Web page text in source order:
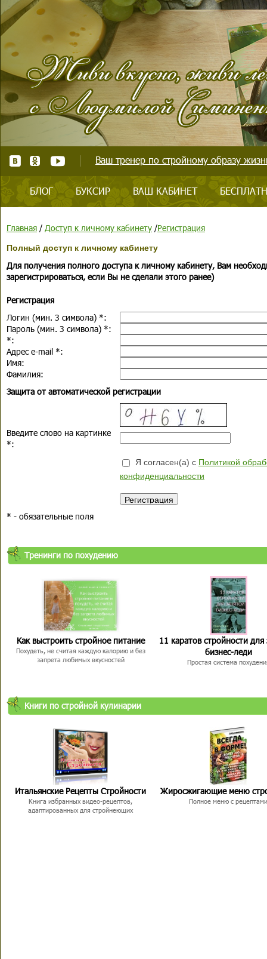
Ваш тренер по стройному образу
БЛОГ БУКСИР ВАШ КАБИНЕТ
Главная / Доступ к личному кабинету /Регистрация
Полный доступ к личному кабинету
Для получения полного доступа к личному кабинету, Вам
зарегистрироваться, если Вы не сделали этого ранее)
Регистрация
Логин (мин. 3 символа) *:
Пароль (мин. 3 символа) *:
*:
Адрес e-mail *:
Имя:
Фамилия:
Защита от автоматической регистрации
Введите слово на картинке
*:
Я согласен(а) с Политикой
конфиденциальности
* - обязательные поля
Тренинги по похудению
Как выстроить стройное питание
Похудеть, не считая каждую калорию и без
запрета любимых вкусностей
11 каратов стройности для
бизнес-леди
Простая система
Книги по стройной кулинарии
Итальянские Рецепты Стройности
Книга избранных видео-рецептов,
адаптированных для стройнеющих
Жиросжигающие меню
Полное меню с рецептами